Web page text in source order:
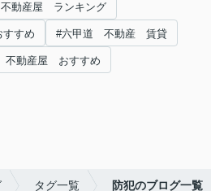
動産屋 ランキング
すめ #六甲道 不動産 賃貸
不動産屋 おすすめ
タグ一覧 防犯のブログ一覧